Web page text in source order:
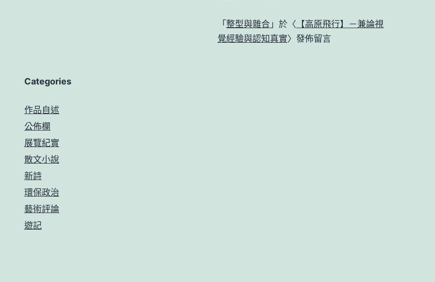
「 整型與雜合 」於〈 【高原飛行】－兼論視
覺經驗與認知真實〉發佈留言
Categories
作品自述
公佈欄
展覽紀實
散文小說
新詩
環保政治
藝術評論
遊記